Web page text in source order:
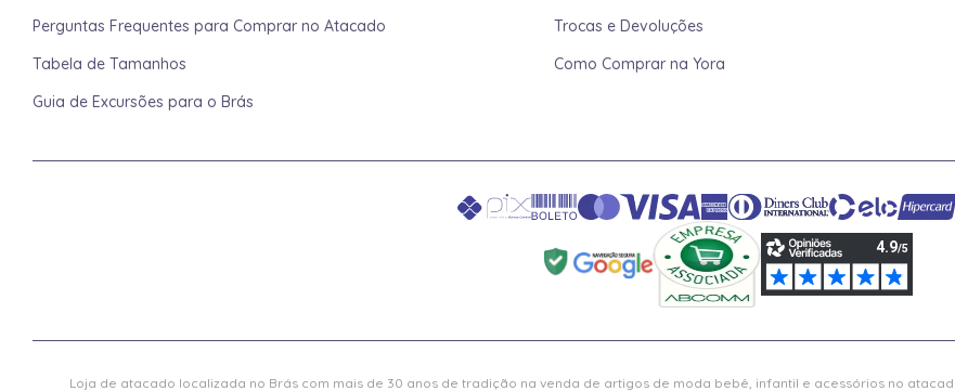
Perguntas Frequentes para Comprar no Atacado
Tabela de Tamanhos
Guia de Excursões para o Brás
Trocas e Devoluções
Como Comprar na Yora
Loja de atacado localizada no Brás com mais de 30 anos de tradição na venda de artigos de moda bebê, infantil e acessórios no